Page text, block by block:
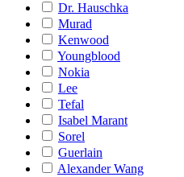
Dr. Hauschka
Murad
Kenwood
Youngblood
Nokia
Lee
Tefal
Isabel Marant
Sorel
Guerlain
Alexander Wang